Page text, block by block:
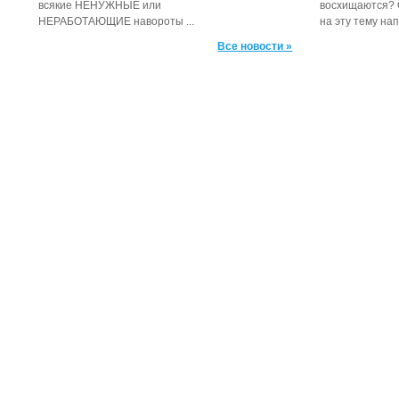
всякие НЕНУЖНЫЕ или
НЕРАБОТАЮЩИЕ навороты ...
Все новости »
восхищаются?
на эту тему